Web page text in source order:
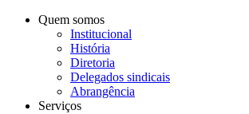
Quem somos
Institucional
História
Diretoria
Delegados sindicais
Abrangência
Serviços